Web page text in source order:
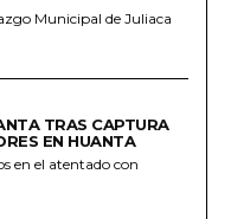
Municipal de Juliaca
TRAS CAPTURA
EN HUANTA
en el atentado con